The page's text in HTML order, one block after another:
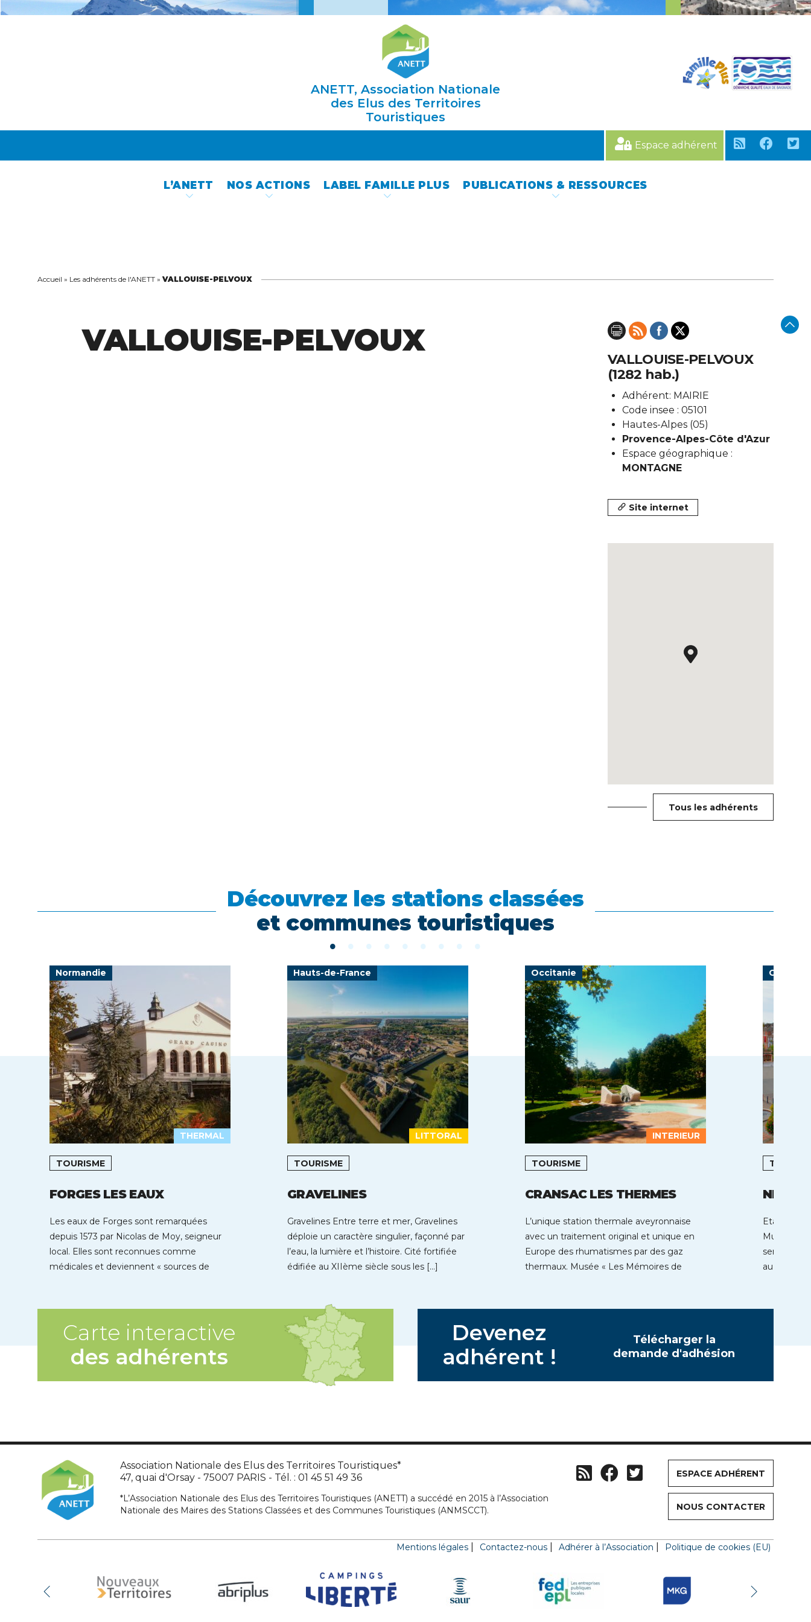
ANETT, Association Nationale
des Elus des Territoires
Touristiques
Espace adhérent
L’ANETT NOS ACTIONS LABEL FAMILLE PLUS PUBLICATIONS & RESSOURCES
Accueil » Les adhérents de l'ANETT » VALLOUISE-PELVOUX
VALLOUISE-PELVOUX
VALLOUISE-PELVOUX
(1282 hab.)
Adhérent: MAIRIE
Code insee : 05101
Hautes-Alpes (05)
Provence-Alpes-Côte d'Azur
Espace géographique :
MONTAGNE
Site internet
Tous les adhérents
Découvrez les stations classées
et communes touristiques
Normandie
THERMAL
TOURISME
FORGES LES EAUX
Les eaux de Forges sont remarquées
depuis 1573 par Nicolas de Moy, seigneur
local. Elles sont reconnues comme
médicales et deviennent « sources de
Hauts-de-France
LITTORAL
TOURISME
GRAVELINES
Gravelines Entre terre et mer, Gravelines
déploie un caractère singulier, façonné par
l’eau, la lumière et l’histoire. Cité fortifiée
édifiée au XIIème siècle sous les […]
Occitanie
INTERIEUR
TOURISME
CRANSAC LES THERMES
L’unique station thermale aveyronnaise
avec un traitement original et unique en
Europe des rhumatismes par des gaz
thermaux. Musée « Les Mémoires de
Grand
Municipal,
sentiers
au coeur
Carte interactive
des adhérents
Devenez
adhérent !
Télécharger la
demande d'adhésion
Association Nationale des Elus des Territoires Touristiques*
47, quai d'Orsay - 75007 PARIS - Tél. : 01 45 51 49 36
*L’Association Nationale des Elus des Territoires Touristiques (ANETT) a succédé en 2015 à l’Association
Nationale des Maires des Stations Classées et des Communes Touristiques (ANMSCCT).
ESPACE ADHÉRENT
NOUS CONTACTER
Mentions légales Contactez-nous Adhérer à l’Association Politique de cookies (EU)